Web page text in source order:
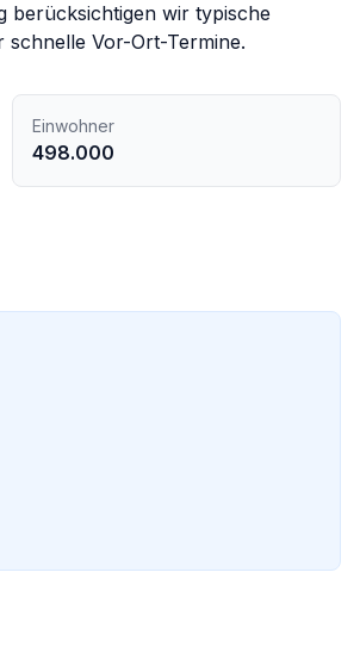
berücksichtigen wir typische
Vor-Ort-Termine.
Einwohner
498.000